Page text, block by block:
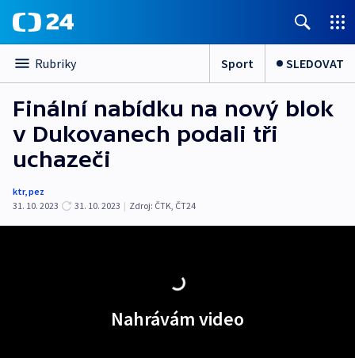
Rubriky Sport SLEDOVAT
Finální nabídku na nový blok
v Dukovanech podali tři
uchazeči
ktr,pez
31. 10. 2023
31. 10. 2023 | Zdroj: ČTK, ČT24
Nahrávám video